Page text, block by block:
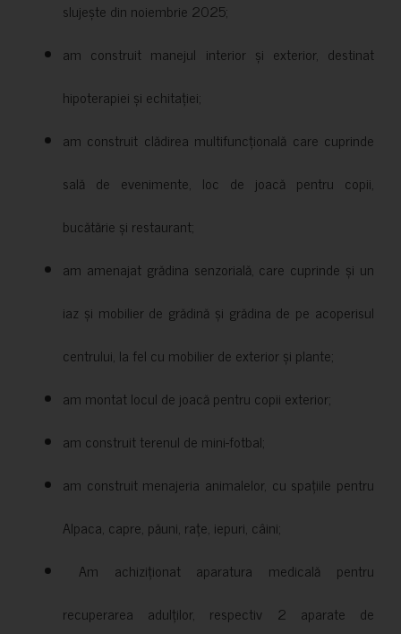
slujește din noiembrie 2025;
am construit manejul interior și exterior, destinat
hipoterapiei și echitației;
am construit clădirea multifuncțională care cuprinde
sală de evenimente, loc de joacă pentru copii,
bucătărie și restaurant;
am amenajat grădina senzorială, care cuprinde și un
iaz și mobilier de grădină și grădina de pe acoperisul
centrului, la fel cu mobilier de exterior și plante;
am montat locul de joacă pentru copii exterior;
am construit terenul de mini-fotbal;
am construit menajeria animalelor, cu spațiile pentru
Alpaca, capre, păuni, rațe, iepuri, câini;
Am achiziționat aparatura medicală pentru
recuperarea adulților, respectiv 2 aparate de